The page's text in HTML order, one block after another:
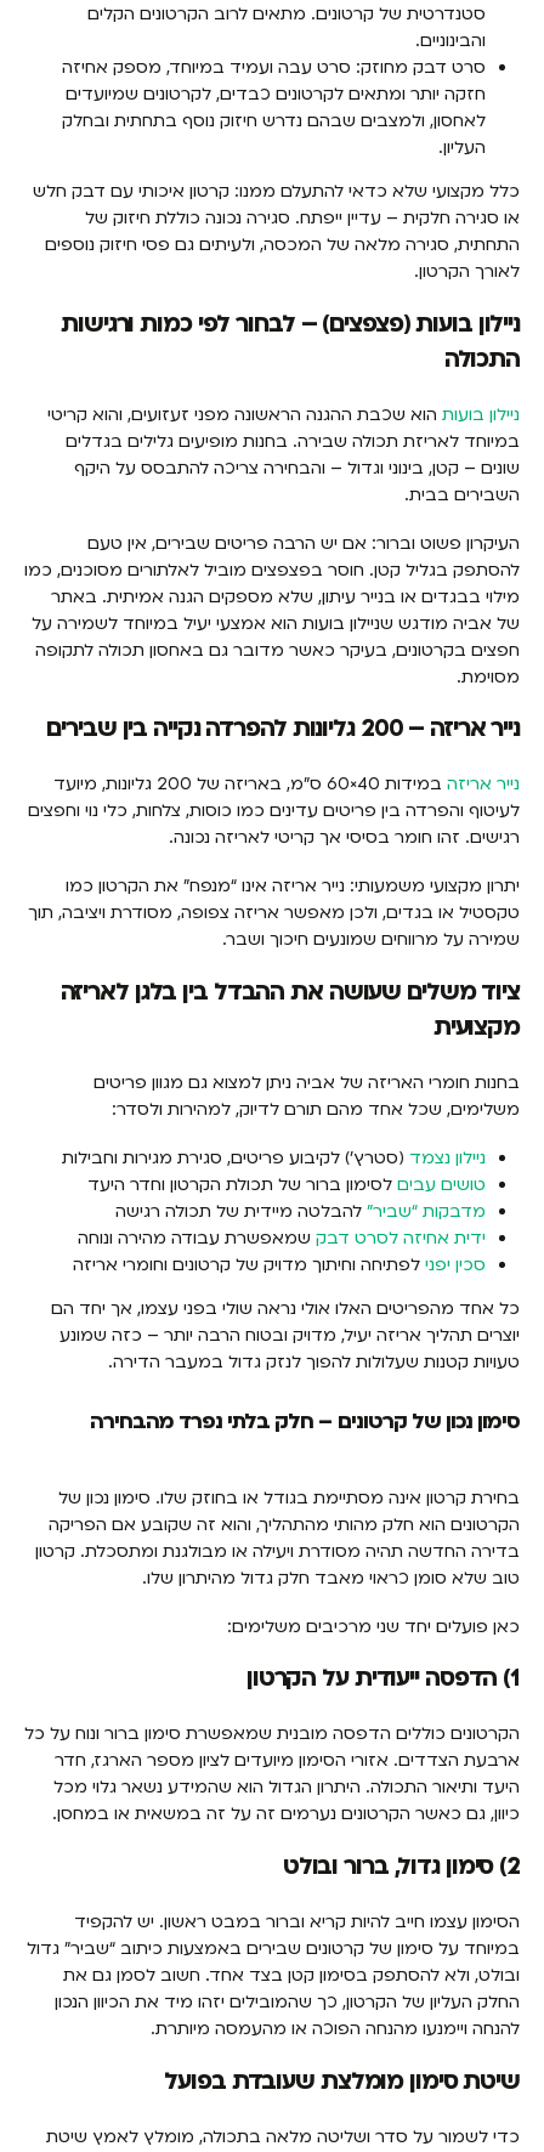
סטנדרטית של קרטונים. מתאים לרוב הקרטונים הקלים
והבינוניים.
סרט דבק מחוזק: סרט עבה ועמיד במיוחד, מספק אחיזה
חזקה יותר ומתאים לקרטונים כבדים, לקרטונים שמיועדים
לאחסון, ולמצבים שבהם נדרש חיזוק נוסף בתחתית ובחלק
העליון.
כלל מקצועי שלא כדאי להתעלם ממנו: קרטון איכותי עם דבק חלש
או סגירה חלקית – עדיין ייפתח. סגירה נכונה כוללת חיזוק של
התחתית, סגירה מלאה של המכסה, ולעיתים גם פסי חיזוק נוספים
לאורך הקרטון.
ניילון בועות (פצפצים) – לבחור לפי כמות ורגישות
התכולה
ניילון בועות הוא שכבת ההגנה הראשונה מפני זעזועים, והוא קריטי
במיוחד לאריזת תכולה שבירה. בחנות מופיעים גלילים בגדלים
שונים – קטן, בינוני וגדול – והבחירה צריכה להתבסס על היקף
השבירים בבית.
העיקרון פשוט וברור: אם יש הרבה פריטים שבירים, אין טעם
להסתפק בגליל קטן. חוסר בפצפצים מוביל לאלתורים מסוכנים, כמו
מילוי בבגדים או בנייר עיתון, שלא מספקים הגנה אמיתית. באתר
של אביה מודגש שניילון בועות הוא אמצעי יעיל במיוחד לשמירה על
חפצים בקרטונים, בעיקר כאשר מדובר גם באחסון תכולה לתקופה
מסוימת.
נייר אריזה – 200 גליונות להפרדה נקייה בין שבירים
נייר אריזה
במידות 40×60 ס"מ, באריזה של 200 גליונות, מיועד
לעיטוף והפרדה בין פריטים עדינים כמו כוסות, צלחות, כלי נוי וחפצים
רגישים. זהו חומר בסיסי אך קריטי לאריזה נכונה.
יתרון מקצועי משמעותי: נייר אריזה אינו “מנפח” את הקרטון כמו
טקסטיל או בגדים, ולכן מאפשר אריזה צפופה, מסודרת ויציבה, תוך
שמירה על מרווחים שמונעים חיכוך ושבר.
ציוד משלים שעושה את ההבדל בין בלגן לאריזה
מקצועית
בחנות חומרי האריזה של אביה ניתן למצוא גם מגוון פריטים
משלימים, שכל אחד מהם תורם לדיוק, למהירות ולסדר:
ניילון נצמד (סטרץ’) לקיבוע פריטים, סגירת מגירות וחבילות
טושים עבים לסימון ברור של תכולת הקרטון וחדר היעד
מדבקות “שביר” להבלטה מיידית של תכולה רגישה
ידית אחיזה לסרט דבק שמאפשרת עבודה מהירה ונוחה
סכין יפני לפתיחה וחיתוך מדויק של קרטונים וחומרי אריזה
כל אחד מהפריטים האלו אולי נראה שולי בפני עצמו, אך יחד הם
יוצרים תהליך אריזה יעיל, מדויק ובטוח הרבה יותר – כזה שמונע
טעויות קטנות שעלולות להפוך לנזק גדול במעבר הדירה.
סימון נכון של קרטונים – חלק בלתי נפרד מהבחירה
בחירת קרטון אינה מסתיימת בגודל או בחוזק שלו. סימון נכון של
הקרטונים הוא חלק מהותי מהתהליך, והוא זה שקובע אם הפריקה
בדירה החדשה תהיה מסודרת ויעילה או מבולגנת ומתסכלת. קרטון
טוב שלא סומן כראוי מאבד חלק גדול מהיתרון שלו.
כאן פועלים יחד שני מרכיבים משלימים:
1) הדפסה ייעודית על הקרטון
הקרטונים כוללים הדפסה מובנית שמאפשרת סימון ברור ונוח על כל
ארבעת הצדדים. אזורי הסימון מיועדים לציון מספר הארגז, חדר
היעד ותיאור התכולה. היתרון הגדול הוא שהמידע נשאר גלוי מכל
כיוון, גם כאשר הקרטונים נערמים זה על זה במשאית או במחסן.
2) סימון גדול, ברור ובולט
הסימון עצמו חייב להיות קריא וברור במבט ראשון. יש להקפיד
במיוחד על סימון של קרטונים שבירים באמצעות כיתוב “שביר” גדול
ובולט, ולא להסתפק בסימון קטן בצד אחד. חשוב לסמן גם את
החלק העליון של הקרטון, כך שהמובילים יזהו מיד את הכיוון הנכון
להנחה ויימנעו מהנחה הפוכה או מהעמסה מיותרת.
שיטת סימון מומלצת שעובדת בפועל
כדי לשמור על סדר ושליטה מלאה בתכולה, מומלץ לאמץ שיטת